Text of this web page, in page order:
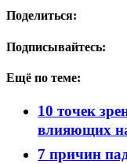
Поделиться:
Подписывайтесь:
Ещё по теме:
10 точек
влияющих
7 причин